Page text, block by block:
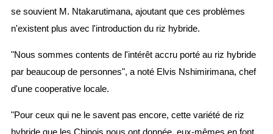
se souvient M. Ntakarutimana, ajoutant que ces problèmes
n'existent plus avec l'introduction du riz hybride.
"Nous sommes contents de l'intérêt accru porté au riz hybride
par beaucoup de personnes", a noté Elvis Nshimirimana, chef
d'une cooperative locale.
"Pour ceux qui ne le savent pas encore, cette variété de riz
hybride que les Chinois nous ont donnée, eux-mêmes en font